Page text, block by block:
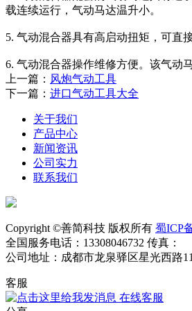
载连续运行，气动马达温升小。
5. 气动混合器具有高启动扭矩，可直
6. 气动混合器操作维修方便。该气动
上一篇： 风炮气动工具
下一篇： 进口气动工具大全
关于我们
产品中心
新闻资讯
公司实力
联系我们
Copyright ©善简科技 版权所有 蜀ICP
全国服务电话：13308046732 传真：
公司地址：成都市龙泉驿区星光西路
客服
在线客服